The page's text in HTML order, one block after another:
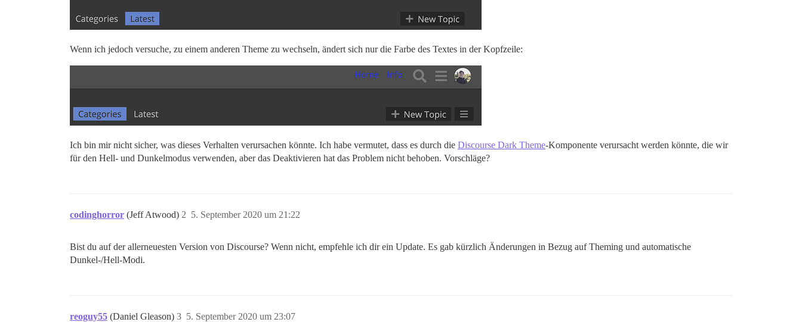
Wenn ich jedoch versuche, zu einem anderen Theme zu wechseln, ändert sich nur die Farbe des Textes in der Kopfzeile:
Ich bin mir nicht sicher, was dieses Verhalten verursachen könnte. Ich habe vermutet, dass es durch die Discourse Dark Theme-Komponente verursacht werden könnte, die wir
für den Hell- und Dunkelmodus verwenden, aber das Deaktivieren hat das Problem nicht behoben. Vorschläge?
codinghorror (Jeff Atwood) 5. September 2020 um 21:22
2
Bist du auf der allerneuesten Version von Discourse? Wenn nicht, empfehle ich dir ein Update. Es gab kürzlich Änderungen in Bezug auf Theming und automatische
Dunkel-/Hell-Modi.
reoguy55 (Daniel Gleason) 5. September 2020 um 23:07
3